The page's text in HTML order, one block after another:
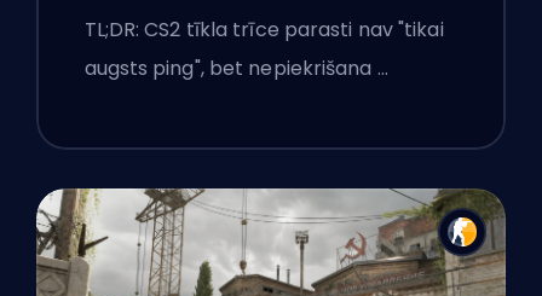
TL;DR: CS2 tīkla trīce parasti nav "tikai
augsts ping", bet nepiekrišana …